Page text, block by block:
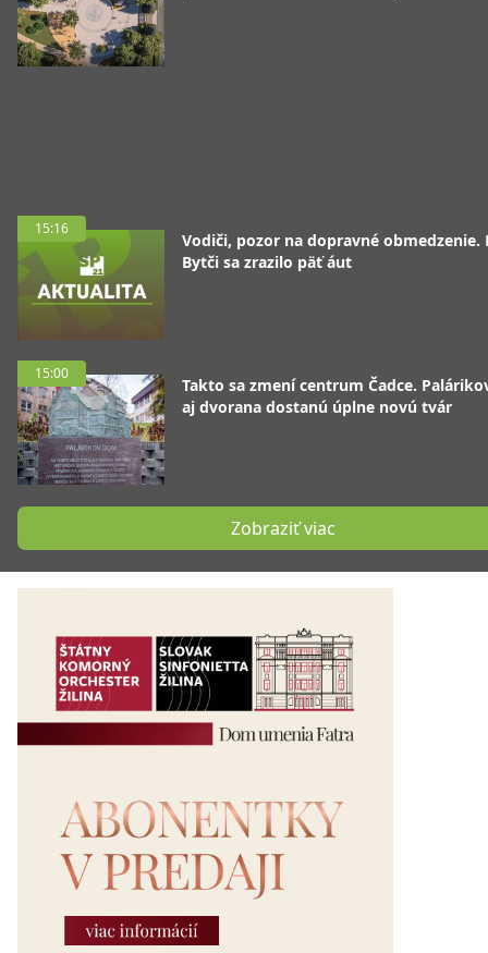
15:16
Vodiči, pozor na dopravné obmedzenie.
Bytči sa zrazilo päť áut
15:00
Takto sa zmení centrum Čadce.
aj dvorana dostanú úplne novú tvár
Zobraziť viac